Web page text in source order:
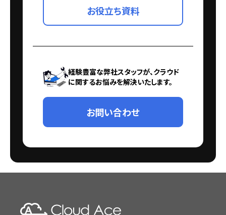
お役立ち資料
経験豊富な弊社スタッフが、クラウド
に関するお悩みを解決いたします。
お問い合わせ